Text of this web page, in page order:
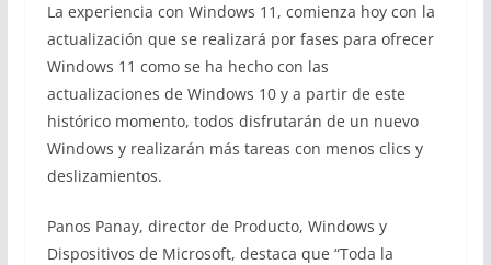
La experiencia con Windows 11, comienza hoy con la
actualización que se realizará por fases para ofrecer
Windows 11 como se ha hecho con las
actualizaciones de Windows 10 y a partir de este
histórico momento, todos disfrutarán de un nuevo
Windows y realizarán más tareas con menos clics y
deslizamientos.
Panos Panay, director de Producto, Windows y
Dispositivos de Microsoft, destaca que “Toda la